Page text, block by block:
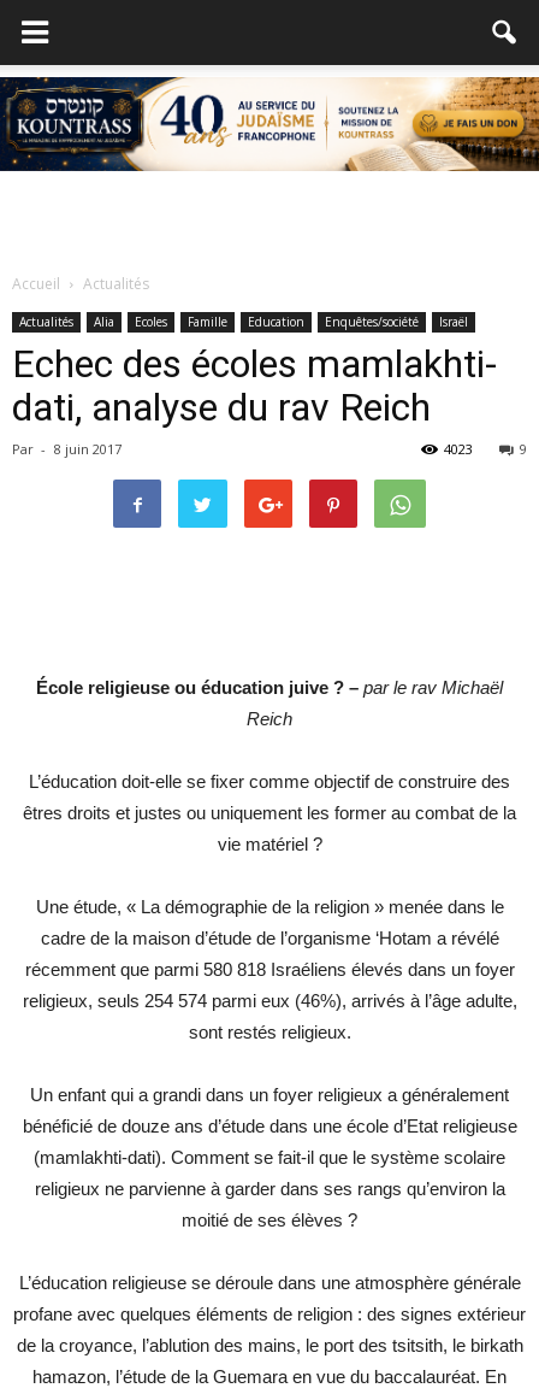
Accueil Actualités
Actualités Alia Ecoles Famille Education Enquêtes/société Israël
Echec des écoles mamlakhti-
dati, analyse du rav Reich
Par - 8 juin 2017 9
4023
École religieuse ou éducation juive ? – par le rav Michaël
Reich
L’éducation doit-elle se fixer comme objectif de construire des
êtres droits et justes ou uniquement les former au combat de la
vie matériel ?
Une étude, « La démographie de la religion » menée dans le
cadre de la maison d’étude de l’organisme ‘Hotam a révélé
récemment que parmi 580 818 Israéliens élevés dans un foyer
religieux, seuls 254 574 parmi eux (46%), arrivés à l’âge adulte,
sont restés religieux.
Un enfant qui a grandi dans un foyer religieux a généralement
bénéficié de douze ans d’étude dans une école d’Etat religieuse
(mamlakhti-dati). Comment se fait-il que le système scolaire
religieux ne parvienne à garder dans ses rangs qu’environ la
moitié de ses élèves ?
L’éducation religieuse se déroule dans une atmosphère générale
profane avec quelques éléments de religion : des signes extérieur
de la croyance, l’ablution des mains, le port des tsitsith, le birkath
hamazon, l’étude de la Guemara en vue du baccalauréat. En